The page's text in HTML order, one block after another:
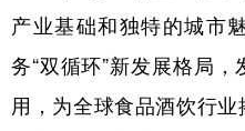
产业基础和独特的城市
务“双循环”新发展格局
用，为全球食品酒饮行业